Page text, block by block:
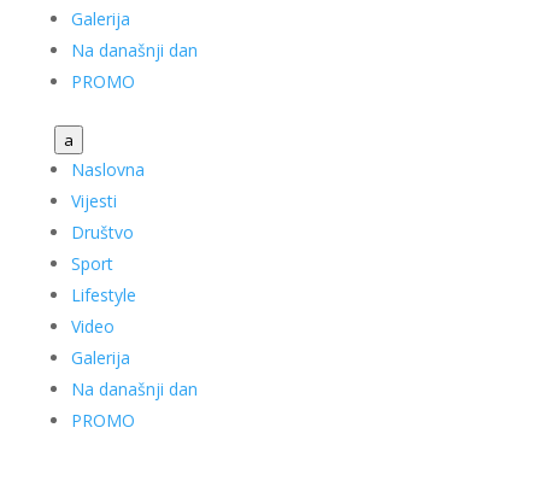
Galerija
Na današnji dan
PROMO
a
Naslovna
Vijesti
Društvo
Sport
Lifestyle
Video
Galerija
Na današnji dan
PROMO